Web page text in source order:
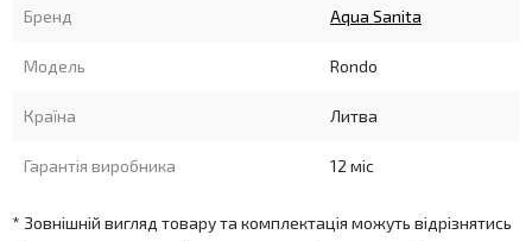
Бренд Aqua Sanita
Модель Rondo
Країна Литва
Гарантія виробника 12 міс
* Зовнішній вигляд товару та комплектація можуть відрізнятись